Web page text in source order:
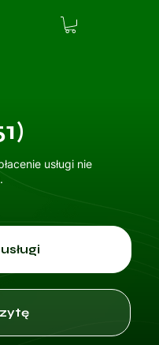
usługi nie